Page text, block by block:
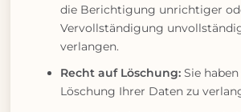
die Berichtigung unrichtiger
Vervollständigung
verlangen.
Recht auf Löschung: Sie
Löschung Ihrer Daten zu